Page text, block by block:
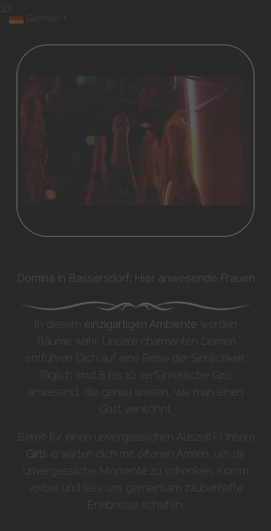
10
Domina in Bassersdorf: Hier anwesende Frauen
In diesem einzigartigen Ambiente werden
Träume wahr. Unsere charmanten Damen
entführen Dich auf eine Reise der Sinnlichkeit.
Täglich sind 8 bis 10 verführerische Girls
anwesend, die genau wissen, wie man einen
Gast verwöhnt.
Bereit für einen unvergesslichen Auszeit? Unsere
Girls erwarten dich mit offenen Armen, um dir
unvergessliche Momente zu schenken. Komm
vorbei und lass uns gemeinsam zauberhafte
Erlebnisse schaffen.
German